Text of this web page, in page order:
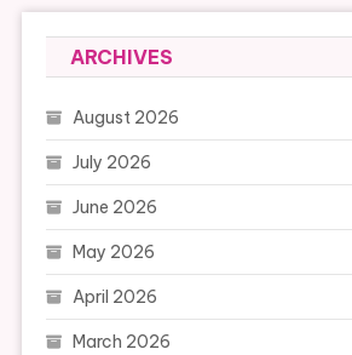
ARCHIVES
August 2026
July 2026
June 2026
May 2026
April 2026
March 2026